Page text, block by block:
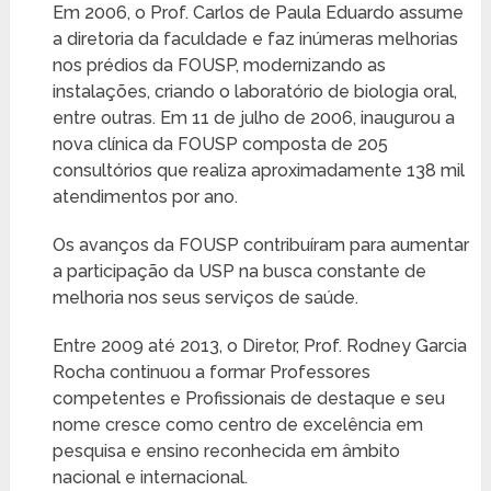
Em 2006, o Prof. Carlos de Paula Eduardo assume
a diretoria da faculdade e faz inúmeras melhorias
nos prédios da FOUSP, modernizando as
instalações, criando o laboratório de biologia oral,
entre outras. Em 11 de julho de 2006, inaugurou a
nova clínica da FOUSP composta de 205
consultórios que realiza aproximadamente 138 mil
atendimentos por ano.
Os avanços da FOUSP contribuíram para aumentar
a participação da USP na busca constante de
melhoria nos seus serviços de saúde.
Entre 2009 até 2013, o Diretor, Prof. Rodney Garcia
Rocha continuou a formar Professores
competentes e Profissionais de destaque e seu
nome cresce como centro de excelência em
pesquisa e ensino reconhecida em âmbito
nacional e internacional.